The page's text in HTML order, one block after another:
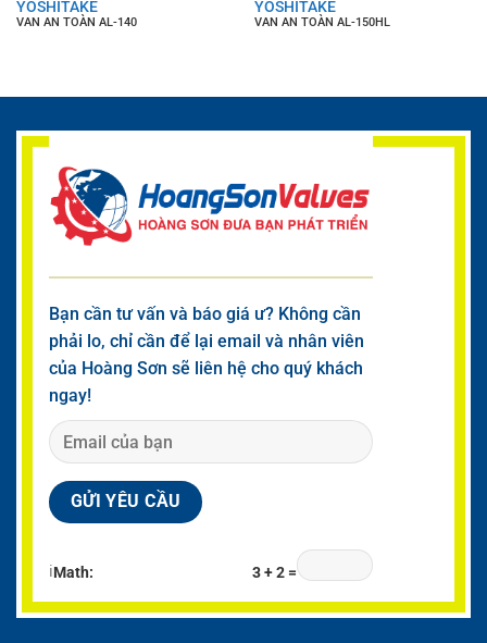
YOSHITAKE
VAN AN TOÀN AL-140
YOSHITAKE
VAN AN TOÀN AL-150HL
Bạn cần tư vấn và báo giá ư? Không cần
phải lo, chỉ cần để lại email và nhân viên
của Hoàng Sơn sẽ liên hệ cho quý khách
ngay!
ℹMath: 3 + 2 =